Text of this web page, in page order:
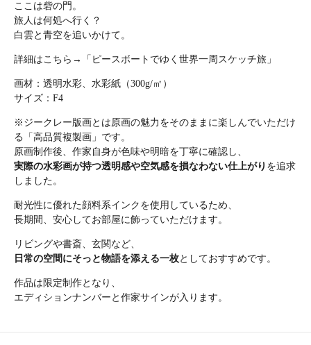
ここは砦の門。
旅人は何処へ行く？
白雲と青空を追いかけて。
詳細はこちら→「 ピースボートでゆく世界一周スケッチ旅 」
画材：透明水彩、水彩紙（300g/㎡）
サイズ：F4
※ジークレー版画とは原画の魅力をそのままに楽しんでいただけ
る「高品質複製画」です。
原画制作後、作家自身が色味や明暗を丁寧に確認し、
実際の水彩画が持つ透明感や空気感を損なわない仕上がり を追求
しました。
耐光性に優れた顔料系インクを使用しているため、
長期間、安心してお部屋に飾っていただけます。
リビングや書斎、玄関など、
日常の空間にそっと物語を添える一枚としておすすめです。
作品は限定制作となり、
エディションナンバーと作家サインが入ります。